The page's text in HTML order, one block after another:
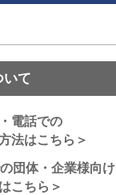
いて
電話での
法はこちら＞
団体・企業様向け
こちら＞